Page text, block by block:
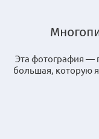
Эта фотография —
большая, которую